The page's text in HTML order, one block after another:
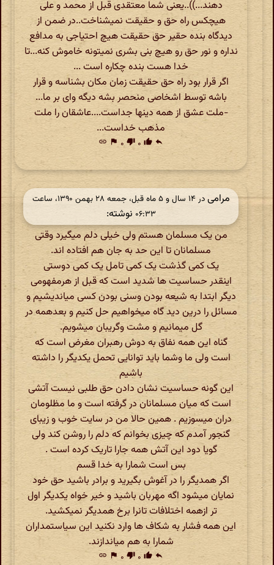
دهند...))..یعنی شما معتقدی قبل از محمد و علی
هیچکس راه حق و حقیقت نمیشناخت..در ضمن از
دیدگاه بنده حقیر حق حقیقت هیچ احتیاجی به مدافع
نداره و نور حق رو هیچ بنی بشری نمیتونه خاموش کنه...تا
خدا هست بنده چکاره است ...
اگر قرار بود راه حق حقیقت زمان مکان بشناسه و قرار
باشه توسط اشخاصی منحصر بشه دیگه وای بر ما...
-ملت عشق از همه دینها جداست....عاشقان را ملت
مذهب خداست...
reply
thumb_up ۰ thumb_down ۰ flag
link
مرامی
در ‫۱۴ سال و ۵ ماه قبل، جمعه ۲۸ بهمن ۱۳۹۰، ساعت
۰۶:۳۳ نوشته:
من یک مسلمان هستم ولی خیلی دلم میگیرد وقتی
مسلمانان تا این حد به جان هم افتاده اند.
یک کمی گذشت یک کمی تامل یک کمی دوستی
اینقدر حساسیت ها شدید است که قبل از هرمفهومی
دیگر ابتدا به شیعه بودن وسنی بودن کسی میاندیشیم و
مسائل را درین دید گاه میخواهیم حل کنیم و بعدهمه در
گل میمانیم و مشت وگریبان میشویم.
گناه این همه نفاق به دوش رهبران مغرض است که
است ولی ما وشما باید توانایی تحمل یکدیگر را داشته
باشیم
این گونه حساسیت نشان دادن حق طلبی نیست آتشی
است که میان مسلمانان در گرفته است و ما مظلومان
دران میسوزیم . همین حالا من در سایت خوب و زیبای
گنجور آمدم که چیزی بخوانم که دلم را روشن کند ولی
گویا دود این آتش همه جارا تاریک کرده است .
بس است شمارا به خدا قسم
اگر همدیگر را در آغوش بگیرید و برادر باشید حق خود
نمایان میشود اگه مهربان باشید و خیر خواه یکدیگر اول
تر ازهمه اختلافات تانرا برخ همدیگر نمیکشید.
این همه فشار به شکاف ها وارد نکنید این سیاستمداران
شمارا به هم میاندازند.
reply
thumb_up ۰ thumb_down ۰ flag
link